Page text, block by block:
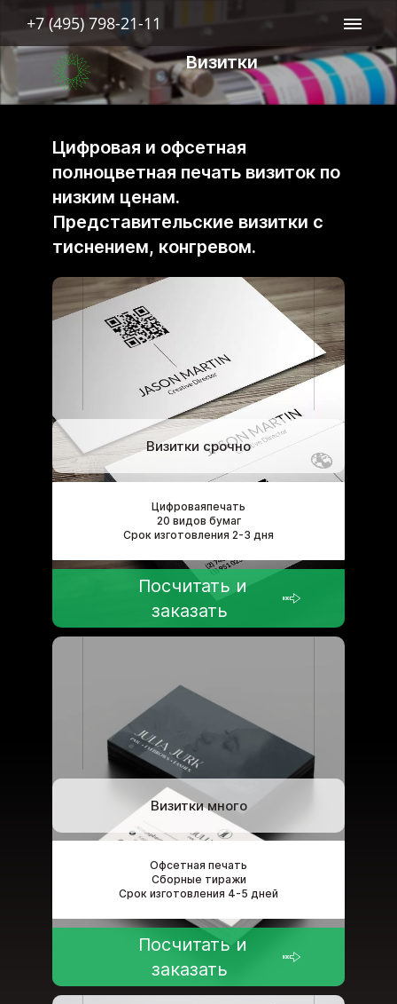
+7 (495) 798-21-11
Визитки
Цифровая и офсетная
полноцветная печать визиток по
низким ценам.
Представительские визитки с
тиснением, конгревом.
Визитки срочно
Цифроваяпечать
20 видов бумаг
Срок изготовления 2-3 дня
Посчитать и
заказать
Визитки много
Офсетная печать
Сборные тиражи
Срок изготовления 4-5 дней
Посчитать и
заказать